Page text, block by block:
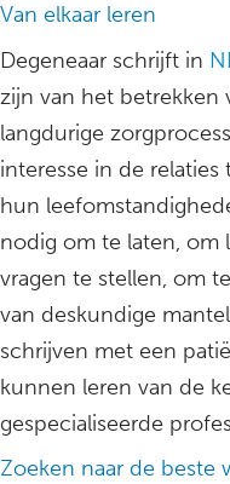
Van elkaar leren
Degeneaar schrijft in
zijn van het betrekken
langdurige
interesse in de
hun
nodig om te laten, om
vragen te stellen, om
van deskundige
schrijven met een
kunnen leren van de
gespecialiseerde
Zoeken naar de beste